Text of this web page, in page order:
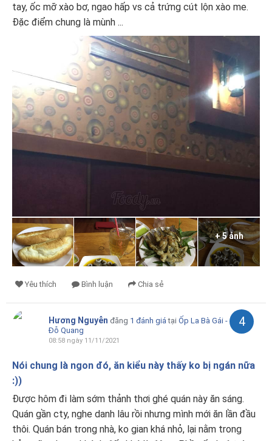
tay, ốc mỡ xào bơ, ngao hấp vs cả trứng cút lộn xào me.
Đặc điểm chung là mùnh ...
+ 5 ảnh
Yêu thích Bình luận Chia sẻ
Hương Nguyễn đăng 1 đánh giá tại Ốp La Bà Gái -
Đỗ Quang
08:58 ngày 11/11/2021
4
Nói chung là ngon đó, ăn kiểu này thấy ko bị ngán nữa
:))
Được hôm đi làm sớm thảnh thơi ghé quán này ăn sáng.
Quán gần cty, nghe danh lâu rồi nhưng mình mới ăn lần đầu
thôi. Quán bán trong nhà, ko gian khá nhỏ, lại nằm trong